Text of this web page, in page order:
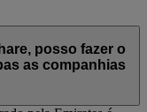
posso fazer o
as companhias